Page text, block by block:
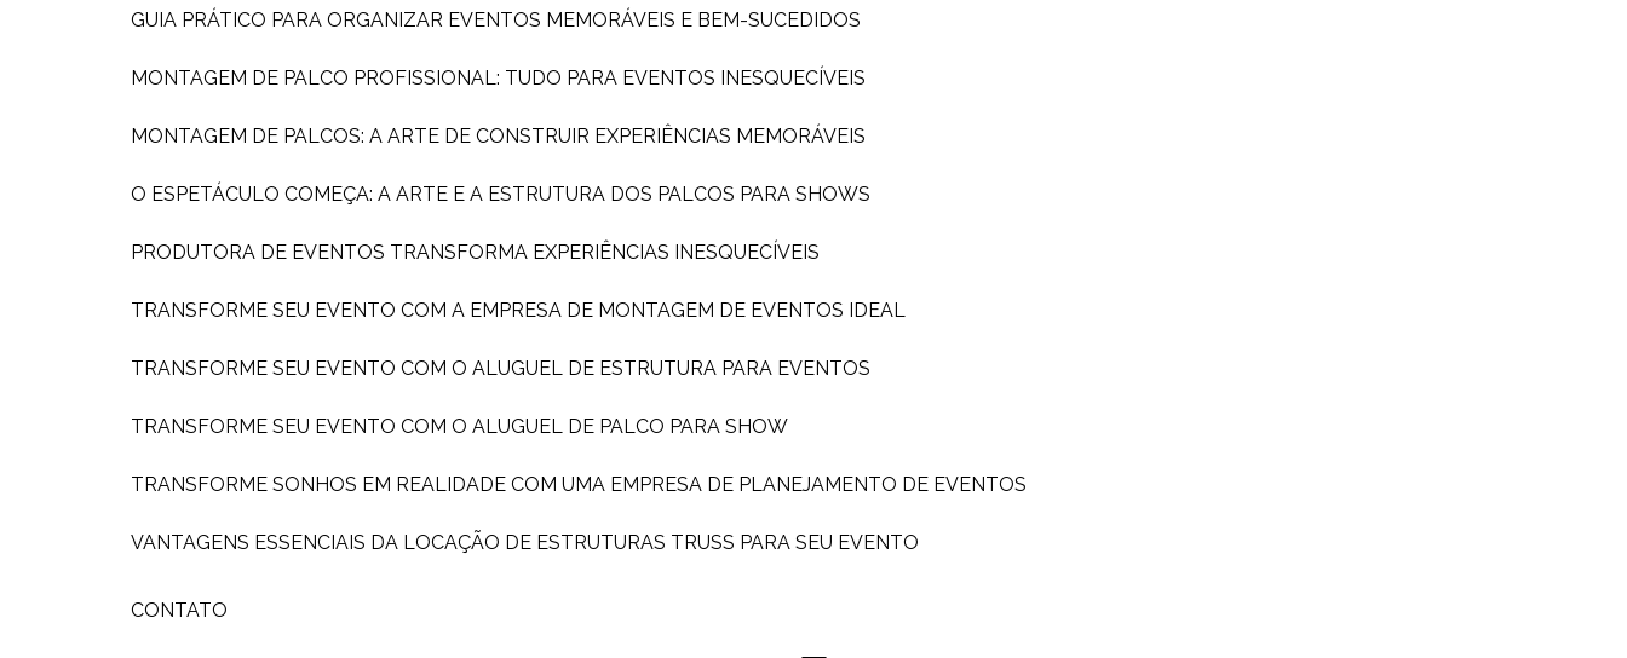
GUIA PRÁTICO PARA ORGANIZAR EVENTOS MEMORÁVEIS E BEM-SUCEDIDOS
MONTAGEM DE PALCO PROFISSIONAL: TUDO PARA EVENTOS INESQUECÍVEIS
MONTAGEM DE PALCOS: A ARTE DE CONSTRUIR EXPERIÊNCIAS MEMORÁVEIS
O ESPETÁCULO COMEÇA: A ARTE E A ESTRUTURA DOS PALCOS PARA SHOWS
PRODUTORA DE EVENTOS TRANSFORMA EXPERIÊNCIAS INESQUECÍVEIS
TRANSFORME SEU EVENTO COM A EMPRESA DE MONTAGEM DE EVENTOS IDEAL
TRANSFORME SEU EVENTO COM O ALUGUEL DE ESTRUTURA PARA EVENTOS
TRANSFORME SEU EVENTO COM O ALUGUEL DE PALCO PARA SHOW
TRANSFORME SONHOS EM REALIDADE COM UMA EMPRESA DE PLANEJAMENTO DE EVENTOS
VANTAGENS ESSENCIAIS DA LOCAÇÃO DE ESTRUTURAS TRUSS PARA SEU EVENTO
CONTATO